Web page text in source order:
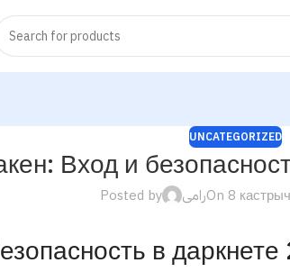
UNCATEGORIZED
Вход и
Posted by رامىOn 8
в